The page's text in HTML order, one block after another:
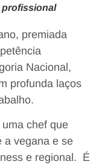
profissional
premiada
Nacional,
profunda laços
chef que
a vegana e se
e regional. É